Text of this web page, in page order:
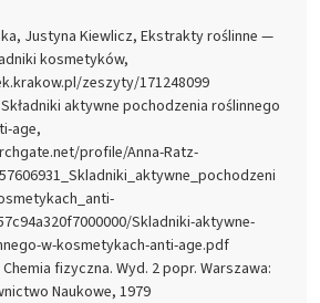
Justyna Kiewlicz, Ekstrakty roślinne —
kosmetyków,
zeszyty/171248099
aktywne pochodzenia roślinnego
age,
profile/Anna-Ratz-
Skladniki-aktywne-
w-kosmetykach-anti-age.pdf
fizyczna. Wyd. 2 popr. Warszawa:
Naukowe, 1979